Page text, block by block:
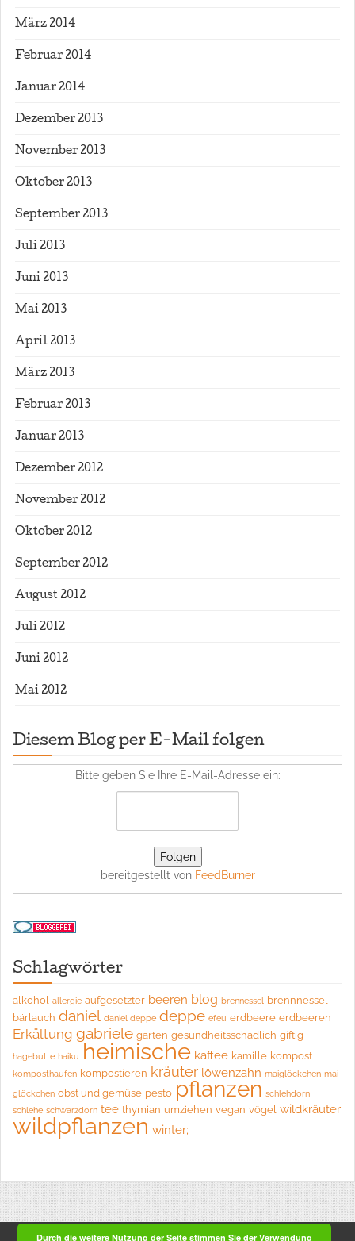
März 2014
Februar 2014
Januar 2014
Dezember 2013
November 2013
Oktober 2013
September 2013
Juli 2013
Juni 2013
Mai 2013
April 2013
März 2013
Februar 2013
Januar 2013
Dezember 2012
November 2012
Oktober 2012
September 2012
August 2012
Juli 2012
Juni 2012
Mai 2012
Diesem Blog per E-Mail folgen
Bitte geben Sie Ihre E-Mail-Adresse ein:
bereitgestellt von FeedBurner
Schlagwörter
alkohol allergie aufgesetzter beeren blog brennessel brennnessel
bärlauch daniel daniel deppe deppe efeu erdbeere erdbeeren
Erkältung gabriele garten gesundheitsschädlich giftig
hagebutte haiku heimische kaffee kamille kompost
komposthaufen kompostieren kräuter löwenzahn maiglöckchen mai
glöckchen obst und gemüse pesto pflanzen schlehdorn
schlehe schwarzdorn tee thymian umziehen vegan vögel wildkräuter
wildpflanzen winter;
Durch die weitere Nutzung der Seite stimmen Sie der Verwendung